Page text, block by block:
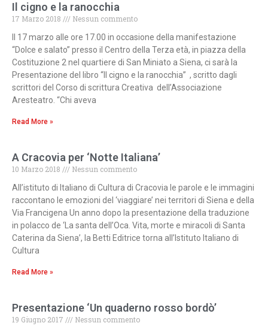
Il cigno e la ranocchia
17 Marzo 2018
Nessun commento
Il 17 marzo alle ore 17.00 in occasione della manifestazione
“Dolce e salato” presso il Centro della Terza età, in piazza della
Costituzione 2 nel quartiere di San Miniato a Siena, ci sarà la
Presentazione del libro “Il cigno e la ranocchia” , scritto dagli
scrittori del Corso di scrittura Creativa dell’Associazione
Aresteatro. “Chi aveva
Read More »
A Cracovia per ‘Notte Italiana’
10 Marzo 2018
Nessun commento
All’istituto di Italiano di Cultura di Cracovia le parole e le immagini
raccontano le emozioni del ‘viaggiare’ nei territori di Siena e della
Via Francigena Un anno dopo la presentazione della traduzione
in polacco de ‘La santa dell’Oca. Vita, morte e miracoli di Santa
Caterina da Siena’, la Betti Editrice torna all’Istituto Italiano di
Cultura
Read More »
Presentazione ‘Un quaderno rosso bordò’
19 Giugno 2017
Nessun commento